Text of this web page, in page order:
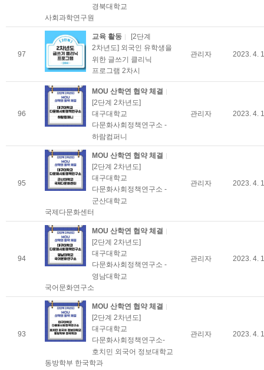
경북대학교
사회과학연구원
97
교육 활동
[2단계
2차년도] 외국인 유학생을
위한 글쓰기 클리닉
프로그램 2차시
관리자 2023. 4.
96
MOU 산학연 협약 체결
[2단계 2차년도]
대구대학교
다문화사회정책연구소 -
하람컴퍼니
관리자 2023. 4.
95
MOU 산학연 협약 체결
[2단계 2차년도]
대구대학교
다문화사회정책연구소 -
군산대학교
국제다문화센터
관리자 2023. 4.
94
MOU 산학연 협약 체결
[2단계 2차년도]
대구대학교
다문화사회정책연구소 -
영남대학교
국어문화연구소
관리자 2023. 4.
93
MOU 산학연 협약 체결
[2단계 2차년도]
대구대학교
다문화사회정책연구소-
호치민 외국어 정보대학교
동방학부 한국학과
관리자 2023. 4.